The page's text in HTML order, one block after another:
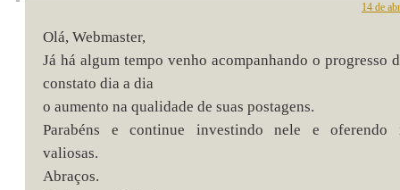
14 de
Olá, Webmaster,
Já há algum tempo venho acompanhando o progresso
constato dia a dia
o aumento na qualidade de suas postagens.
Parabéns e continue investindo nele e oferendo
valiosas.
Abraços.